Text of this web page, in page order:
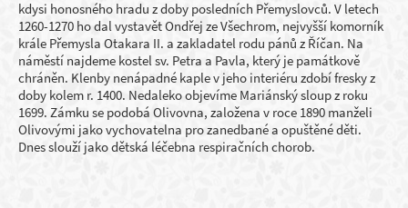
kdysi honosného hradu z doby posledních Přemyslovců. V letech
1260-1270 ho dal vystavět Ondřej ze Všechrom, nejvyšší komorník
krále Přemysla Otakara II. a zakladatel rodu pánů z Říčan. Na
náměstí najdeme kostel sv. Petra a Pavla, který je památkově
chráněn. Klenby nenápadné kaple v jeho interiéru zdobí fresky z
doby kolem r. 1400. Nedaleko objevíme Mariánský sloup z roku
1699. Zámku se podobá Olivovna, založena v roce 1890 manželi
Olivovými jako vychovatelna pro zanedbané a opuštěné děti.
Dnes slouží jako dětská léčebna respiračních chorob.